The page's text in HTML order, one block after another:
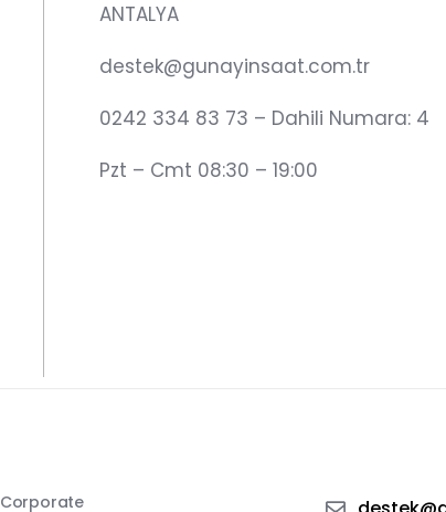
ANTALYA
destek@gunayinsaat.com.tr
0242 334 83 73 – Dahili Numara: 4
Pzt – Cmt 08:30 – 19:00
Corporate